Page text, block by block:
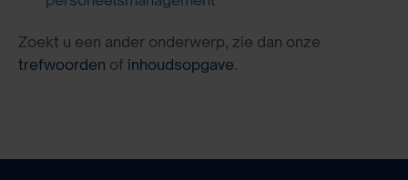
Zoekt u een ander onderwerp, zie dan onze
trefwoorden of inhoudsopgave.